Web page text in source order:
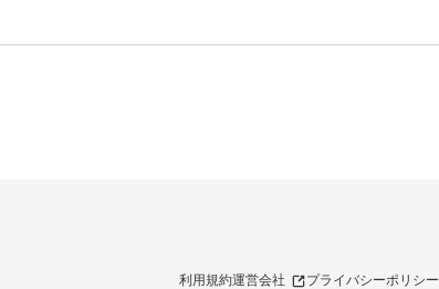
利用規約運営会社 プライバシーポリシー